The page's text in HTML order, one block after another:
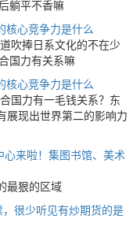
躺平不香嘛
核心竞争力是什么
吹捧日系文化的不在少
国力有关系嘛
核心竞争力是什么
国力有一毛钱关系？东
展现出世界第二的影响力
心来啦！集图书馆、美术
最狠的区域
很少听见有炒期货的是